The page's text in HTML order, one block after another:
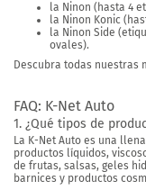
la Ninon (hasta 4
la Ninon Konic
la Ninon Side
ovales).
Descubra todas nuestras
FAQ: K-Net Auto
1. ¿Qué tipos de
La K-Net Auto es una
productos líquidos,
de frutas, salsas, geles
barnices y productos